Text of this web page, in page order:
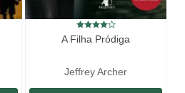
superfície com uma história tão atual e
A caligrafia da capa é de autoria do
A Filha Pródiga
Jeffrey Archer